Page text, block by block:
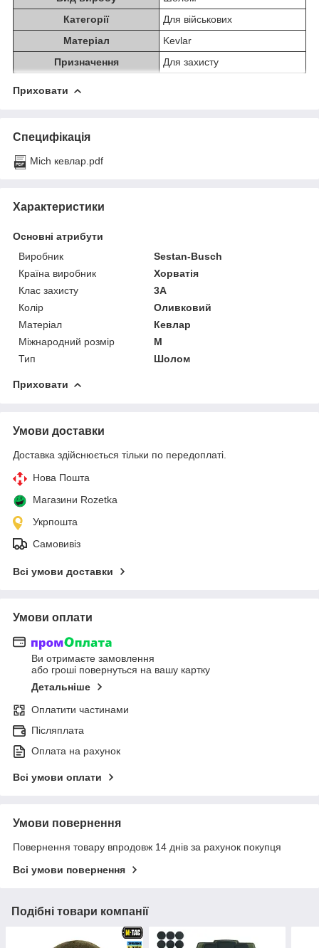
Категорії
Для військових
Матеріал
Kevlar
Призначення
Для захисту
Приховати
Специфікація
Mich кевлар.pdf
Характеристики
Основні атрибути
Виробник
Sestan-Busch
Країна виробник
Хорватія
Клас захисту
3А
Колір
Оливковий
Матеріал
Кевлар
Міжнародний розмір
M
Тип
Шолом
Приховати
Умови доставки
Доставка здійснюється тільки по передоплаті.
Нова Пошта
Магазини Rozetka
Укрпошта
Самовивіз
Всі умови доставки
Умови оплати
Ви отримаєте замовлення
або гроші повернуться на вашу картку
Детальніше
Оплатити частинами
Післяплата
Оплата на рахунок
Всі умови оплати
Умови повернення
Повернення товару впродовж 14 днів за рахунок покупця
Всі умови повернення
Подібні товари компанії